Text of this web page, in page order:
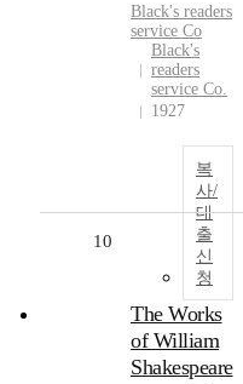
Black's readers
service Co
Black's
readers
service Co.
1927
복
사/
대
출
신
청
10
The Works
of William
Shakespeare